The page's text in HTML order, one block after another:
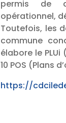
permis de
opérationnel,
Toutefois, les
commune
élabore le
10 POS (Plans
https://